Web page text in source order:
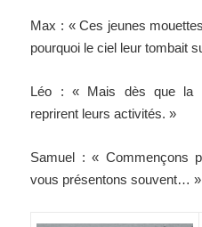
Max : « Ces jeunes
pourquoi le ciel leur tombait
Léo : « Mais dès que la
reprirent leurs activités. »
Samuel : « Commençons
vous présentons souvent… »